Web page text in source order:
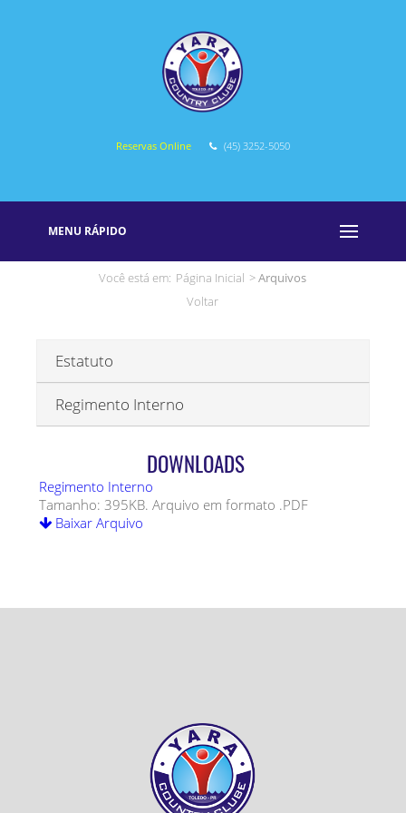
Reservas Online (45) 3252-5050
MENU RÁPIDO
Você está em: Página Inicial >Arquivos
Voltar
Estatuto
Regimento Interno
DOWNLOADS
Regimento Interno
Tamanho: 395KB. Arquivo em formato .PDF
Baixar Arquivo